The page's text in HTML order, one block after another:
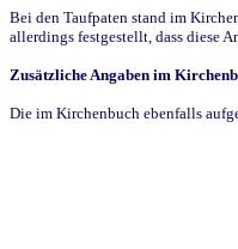
Bei den Taufpaten stand im
allerdings festgestellt, dass diese
Zusätzliche Angaben im
Die im Kirchenbuch ebenfalls